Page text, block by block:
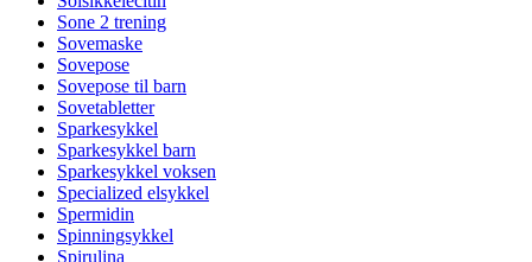
Sone 2 trening
Sovemaske
Sovepose
Sovepose til barn
Sovetabletter
Sparkesykkel
Sparkesykkel barn
Sparkesykkel voksen
Specialized elsykkel
Spermidin
Spinningsykkel
Spirulina